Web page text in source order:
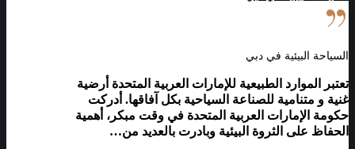
السياحة البيئية في دبي
تعتبر الموارد الطبيعية للإمارات العربية المتحدة أرضية
غنية و متنامية للصناعة السياحية بكل آفاقها. أدركت
حكومة الإمارات العربية المتحدة في وقت مبكر، أهمية
الحفاظ على الثروة البيئية وبادرت بالعديد من…